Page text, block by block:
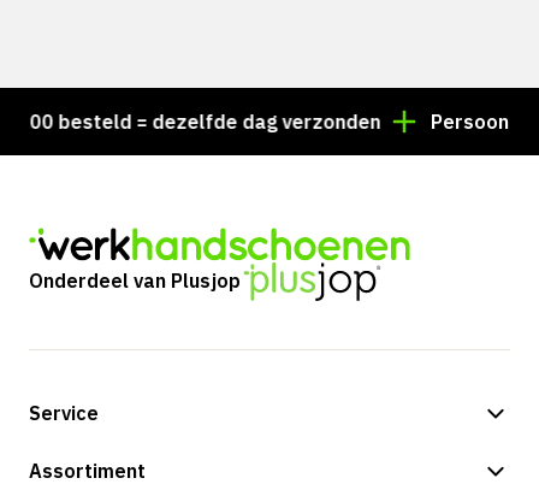
besteld = dezelfde dag verzonden Persoonlijk
Onderdeel van Plusjop
Service
Betalingsmogelijkheden
Assortiment